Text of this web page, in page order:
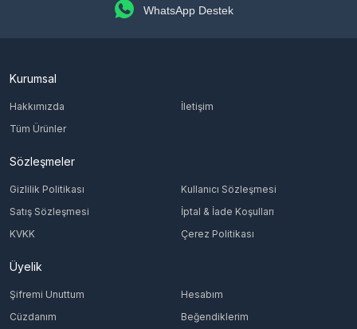
WhatsApp Destek
Kurumsal
Hakkımızda
İletişim
Tüm Ürünler
Sözleşmeler
Gizlilik Politikası
Kullanıcı Sözleşmesi
Satış Sözleşmesi
İptal & İade Koşulları
KVKK
Çerez Politikası
Üyelik
Şifremi Unuttum
Hesabım
Cüzdanım
Beğendiklerim